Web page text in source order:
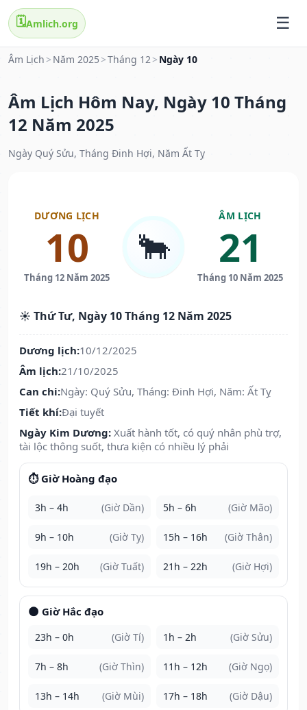
🗓️Amlich.org
Âm Lịch > Năm 2025 >Tháng 12> Ngày 10
Âm Lịch Hôm Nay, Ngày 10 Tháng
12 Năm 2025
Ngày Quý Sửu, Tháng Đinh Hợi, Năm Ất Tỵ
DƯƠNG LỊCH
10
Tháng 12 Năm 2025
🐂
ÂM LỊCH
21
Tháng 10 Năm 2025
☀️ Thứ Tư, Ngày 10 Tháng 12 Năm 2025
Dương lịch:10/12/2025
Âm lịch:21/10/2025
Can chi:Ngày: Quý Sửu, Tháng: Đinh Hợi, Năm: Ất Tỵ
Tiết khí:Đại tuyết
Ngày Kim Dương: Xuất hành tốt, có quý nhân phù trợ,
tài lộc thông suốt, thưa kiện có nhiều lý phải
⏱️ Giờ Hoàng đạo
3h – 4h (Giờ Dần) 5h – 6h (Giờ Mão)
9h – 10h (Giờ Tỵ) 15h – 16h (Giờ Thân)
19h – 20h (Giờ Tuất) 21h – 22h (Giờ Hợi)
🌑 Giờ Hắc đạo
23h – 0h (Giờ Tí) 1h – 2h (Giờ Sửu)
7h – 8h (Giờ Thìn) 11h – 12h (Giờ Ngọ)
13h – 14h (Giờ Mùi) 17h – 18h (Giờ Dậu)